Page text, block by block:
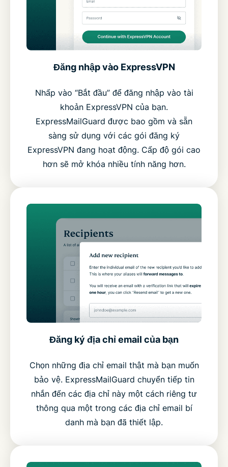
Đăng nhập vào ExpressVPN
Nhấp vào “Bắt đầu” để đăng nhập vào tài
khoản ExpressVPN của bạn.
ExpressMailGuard được bao gồm và sẵn
sàng sử dụng với các gói đăng ký
ExpressVPN đang hoạt động. Cấp độ gói cao
hơn sẽ mở khóa nhiều tính năng hơn.
Đăng ký địa chỉ email của bạn
Chọn những địa chỉ email thật mà bạn muốn
bảo vệ. ExpressMailGuard chuyển tiếp tin
nhắn đến các địa chỉ này một cách riêng tư
thông qua một trong các địa chỉ email bí
danh mà bạn đã thiết lập.